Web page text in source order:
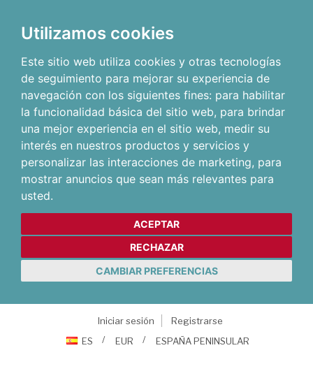
Utilizamos cookies
Este sitio web utiliza cookies y otras tecnologías
de seguimiento para mejorar su experiencia de
navegación con los siguientes fines: para habilitar
la funcionalidad básica del sitio web, para brindar
una mejor experiencia en el sitio web, medir su
interés en nuestros productos y servicios y
personalizar las interacciones de marketing, para
mostrar anuncios que sean más relevantes para
usted.
ACEPTAR
RECHAZAR
CAMBIAR PREFERENCIAS
Iniciar sesión
Registrarse
ES
EUR ESPAÑA PENINSULAR